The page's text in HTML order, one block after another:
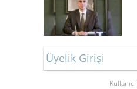
Üyelik Girişi
Kullanıcı